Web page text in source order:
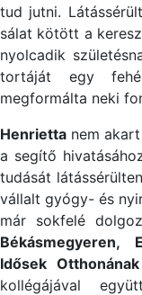
tud jutni.
sálat kötött a
nyolcadik
tortáját egy
megformálta neki
Henrietta nem
a segítő
tudását
vállalt gyógy- és
már sokfelé
Békásmegyeren,
Idősek Otthonának
kollégájával